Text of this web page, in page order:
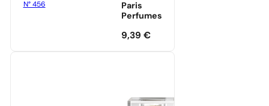
N° 456
Paris
Perfumes
9,39 €